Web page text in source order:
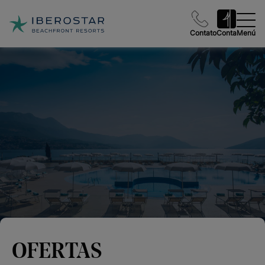
ContatoContaMenú
OFERTAS